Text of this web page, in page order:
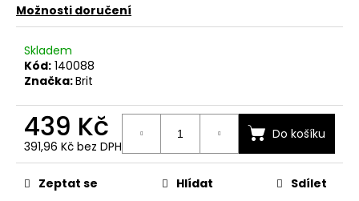
Možnosti doručení
Skladem
Kód: 140088
Značka:Brit
439 Kč
391,96 Kč bez DPH
Měrná
cena:
Do košíku
Zeptat se Hlídat Sdílet
o
p
o
u
č
e
m
e